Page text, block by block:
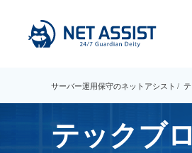
サーバー運用保守のネットアシスト
テックブ